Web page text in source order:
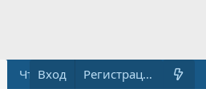
Что нового? Медиа
Вход Регистрация